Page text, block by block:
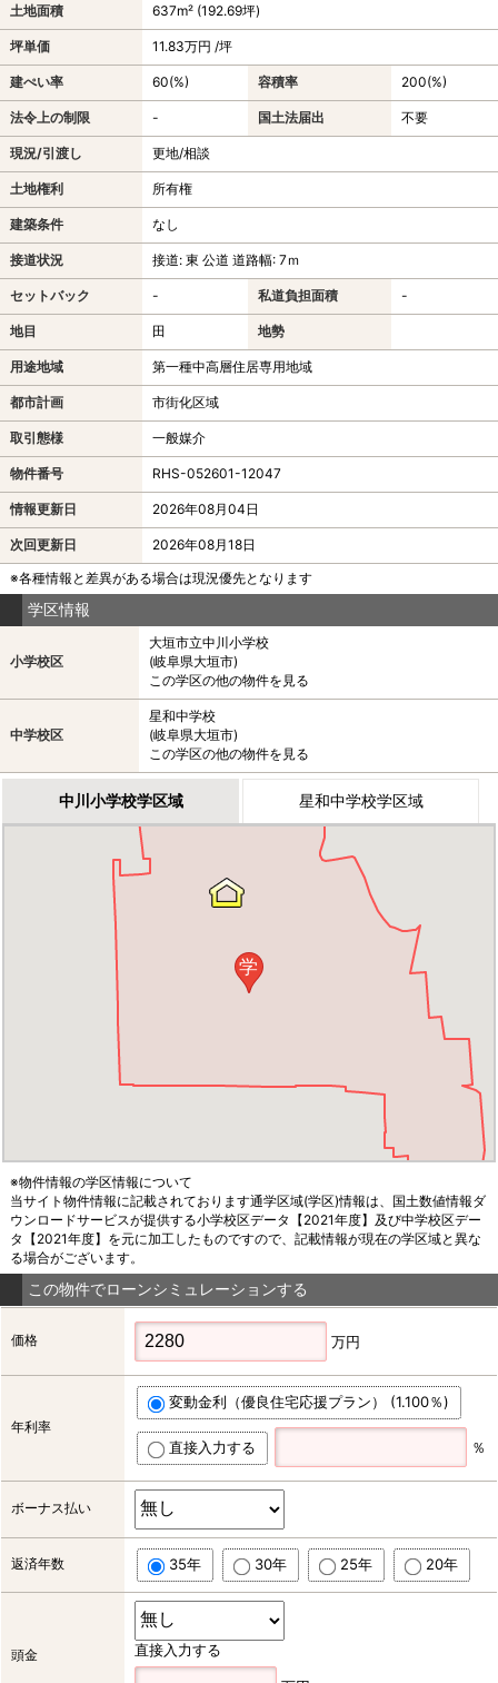
土地面積 637m² (192.69坪)
坪単価 11.83万円 /坪
建ぺい率 60(%) 容積率 200(%)
法令上の制限 - 国土法届出 不要
現況/引渡し 更地/相談
土地権利 所有権
建築条件 なし
接道状況 接道: 東 公道 道路幅: 7ｍ
セットバック - 私道負担面積 -
地目 田 地勢
用途地域 第一種中高層住居専用地域
都市計画 市街化区域
取引態様 一般媒介
物件番号 RHS-052601-12047
情報更新日 2026年08月04日
次回更新日
2026年08月18日
※各種情報と差異がある場合は現況優先となります
学区情報
小学校区
大垣市立中川小学校
(岐阜県大垣市)
この学区の他の物件を見る
中学校区
星和中学校
(岐阜県大垣市)
この学区の他の物件を見る
中川小学校学区域 星和中学校学区域
学
※物件情報の学区情報について
当サイト物件情報に記載されております通学区域(学区)情報は、国土数値情報ダ
ウンロードサービスが提供する小学校区データ【2021年度】及び中学校区デー
タ【2021年度】を元に加工したものですので、記載情報が現在の学区域と異な
る場合がございます。
この物件でローンシミュレーションする
価格 万円
年利率
変動金利（優良住宅応援プラン） (1.100％)
直接入力する ％
ボーナス払い
返済年数 35年 30年 25年 20年
頭金 直接入力する